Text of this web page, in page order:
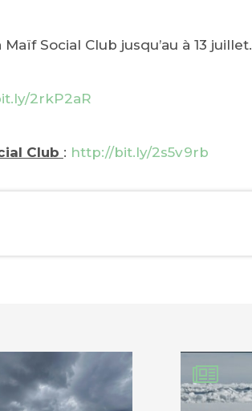
Social Club jusqu’au à 13 juillet.
2rkP2aR
Club : http://bit.ly/2s5v9rb